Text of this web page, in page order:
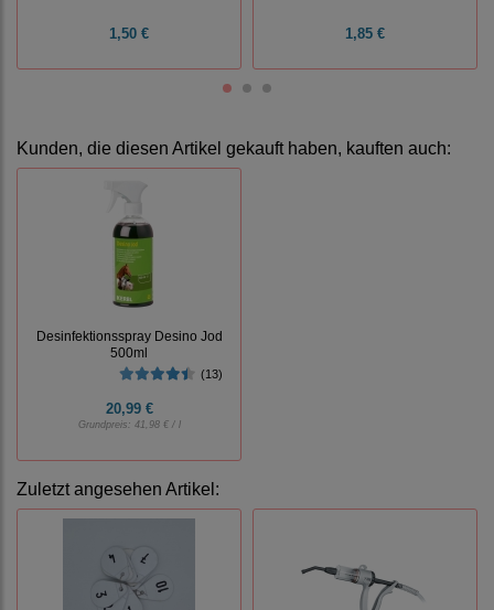
1,50 € 1,85 €
Kunden, die diesen Artikel gekauft haben, kauften auch:
Desinfektionsspray Desino Jod
500ml
(13)
20,99 €
Grundpreis: 41,98 € / l
Zuletzt angesehen Artikel: